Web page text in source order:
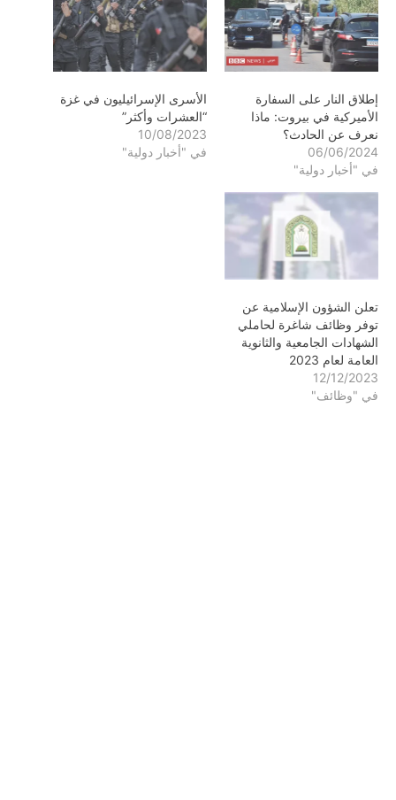
إطلاق النار على السفارة
الأميركية في بيروت: ماذا
نعرف عن الحادث؟
06/06/2024
في "أخبار دولية"
الأسرى الإسرائيليون في غزة
“العشرات وأكثر”
10/08/2023
في "أخبار دولية"
تعلن الشؤون الإسلامية عن
توفر وظائف شاغرة لحاملي
الشهادات الجامعية والثانوية
العامة لعام 2023
12/12/2023
في "وظائف"